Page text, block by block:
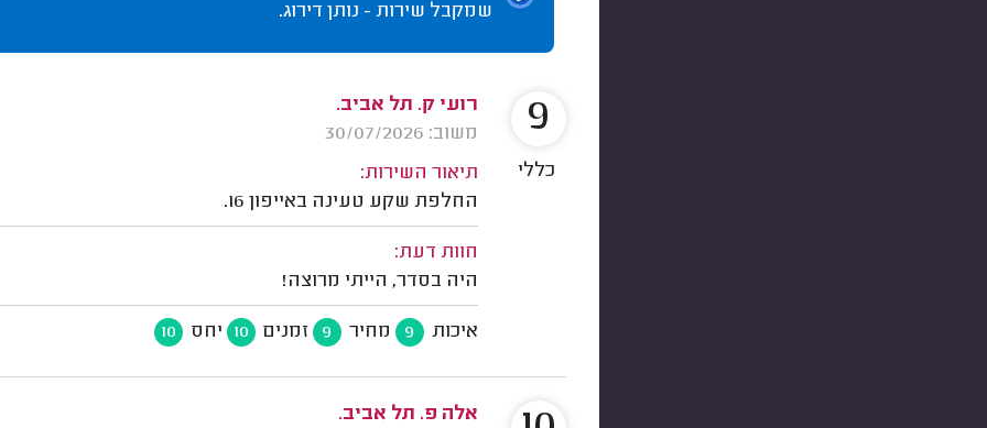
שמקבל שירות - נותן דירוג.
רועי ק. תל אביב.
משוב: 30/07/2026
תיאור השירות:
החלפת שקע טעינה באייפון 16.
חוות דעת:
היה בסדר, הייתי מרוצה!
איכות 9 מחיר 9 זמנים 10 יחס 10
9
כללי
אלה פ. תל אביב.